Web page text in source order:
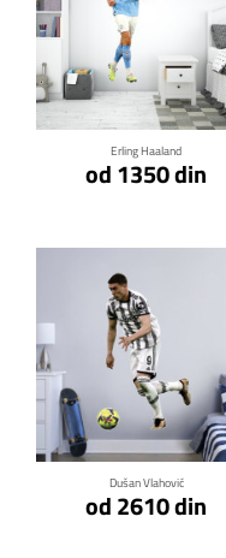
Erling Haaland
od 1350 din
Klikni za detalje
Dušan Vlahović
od 2610 din
Klikni za detalje